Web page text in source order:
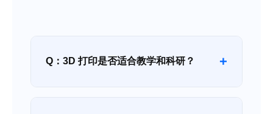
Q：3D 打印是否适合教学和科研？ +